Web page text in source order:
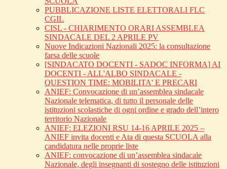
PUBBLICAZIONE LISTE ELETTORALI FLC
CGIL
CISL - CHIARIMENTO ORARI ASSEMBLEA
SINDACALE DEL 2 APRILE PV
Nuove Indicazioni Nazionali 2025: la consultazione
farsa delle scuole
[SINDACATO DOCENTI - SADOC INFORMA] AI
DOCENTI - ALL'ALBO SINDACALE -
QUESTION TIME: MOBILITA' E PRECARI
ANIEF: Convocazione di un’assemblea sindacale
Nazionale telematica, di tutto il personale delle
istituzioni scolastiche di ogni ordine e grado dell’intero
territorio Nazionale
ANIEF: ELEZIONI RSU 14-16 APRILE 2025 –
ANIEF invita docenti e Ata di questa SCUOLA alla
candidatura nelle proprie liste
ANIEF: convocazione di un’assemblea sindacale
Nazionale, degli insegnanti di sostegno delle istituzioni